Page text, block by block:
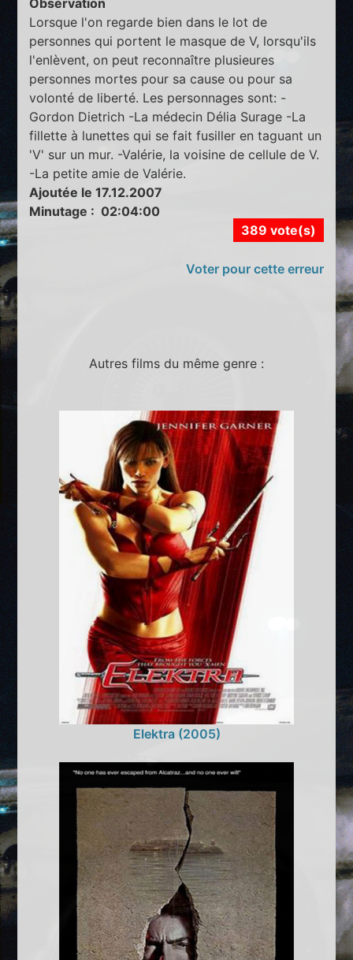
Lorsque l'on regarde bien dans le lot de
personnes qui portent le masque de V, lorsqu'ils
l'enlèvent, on peut reconnaître plusieures
personnes mortes pour sa cause ou pour sa
volonté de liberté. Les personnages sont: -
Gordon Dietrich -La médecin Délia Surage -La
fillette à lunettes qui se fait fusiller en taguant un
'V' sur un mur. -Valérie, la voisine de cellule de V.
-La petite amie de Valérie.
Ajoutée le 17.12.2007
Minutage : 02:04:00
389 vote(s)
Voter pour cette erreur
Autres films du même genre :
Elektra (2005)